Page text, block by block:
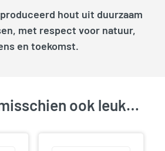
hout uit duurzaam
met respect voor natuur,
en toekomst.
ook leuk…